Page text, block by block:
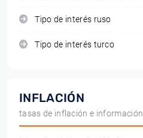
Tipo de interés ruso
Tipo de interés turco
INFLACIÓN
tasas de inflación e información